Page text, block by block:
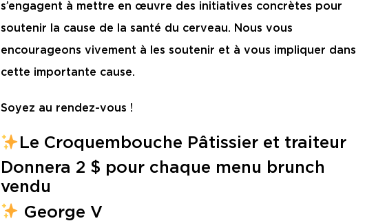
s’engagent à mettre en œuvre des initiatives concrètes pour
soutenir la cause de la santé du cerveau. Nous vous
encourageons vivement à les soutenir et à vous impliquer dans
cette importante cause.
Soyez au rendez-vous !
Le Croquembouche Pâtissier et traiteur
Donnera 2 $ pour chaque menu brunch
vendu
George V